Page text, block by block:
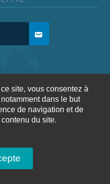
mail
générales de
ventes
site, vous consentez à
dans le but
de navigation et de
du site.